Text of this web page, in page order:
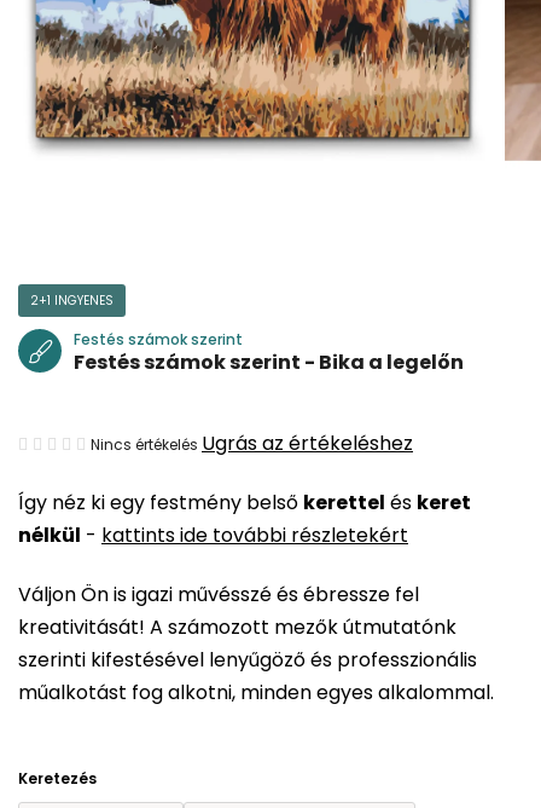
Így néz ki egy festmény belső kerettel és keret
nélkül - kattints ide további részletekért
Váljon Ön is igazi művésszé és ébressze fel
kreativitását! A számozott mezők útmutatónk
szerinti kifestésével lenyűgöző és professzionális
műalkotást fog alkotni, minden egyes alkalommal.
Keretezés
2+1 INGYENES
Festés számok szerint
Festés számok szerint - Bika a legelőn
A
átlagos
értékelése
ből
0,0
csillag.
Nincs értékelés Ugrás az értékeléshez